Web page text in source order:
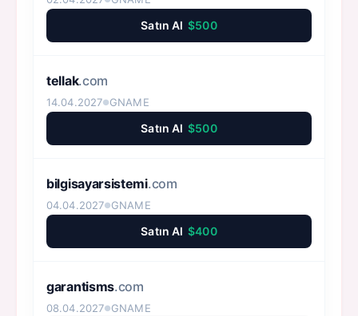
Satın Al $500
tellak.com
14.04.2027●GNAME
Satın Al $500
bilgisayarsistemi.com
04.04.2027●GNAME
Satın Al $400
garantisms.com
08.04.2027●GNAME